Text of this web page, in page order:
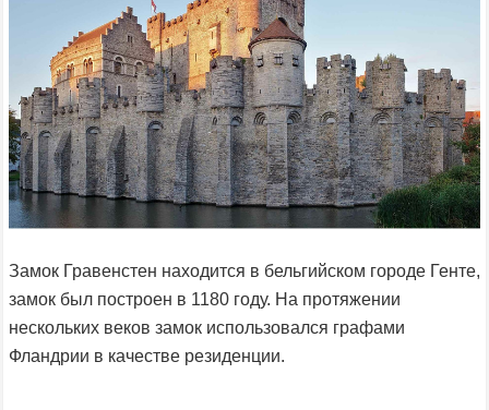
Замок Гравенстен находится в бельгийском городе Генте,
замок был построен в 1180 году. На протяжении
нескольких веков замок использовался графами
Фландрии в качестве резиденции.